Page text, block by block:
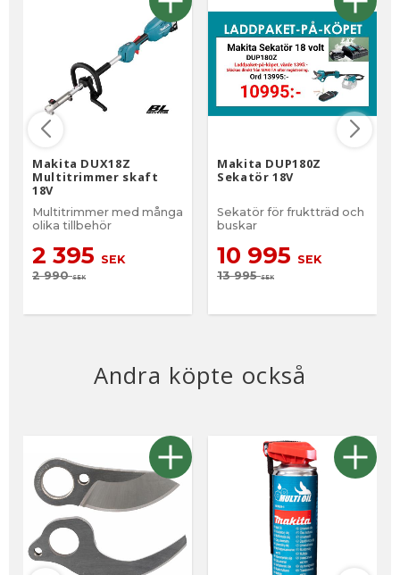
Makita DUX18Z
Multitrimmer skaft
18V
Multitrimmer med många
olika tillbehör
2 395 SEK
2 990SEK
Makita DUP180Z
Sekatör 18V
Sekatör för fruktträd och
buskar
10 995 SEK
13 995SEK
Andra köpte också